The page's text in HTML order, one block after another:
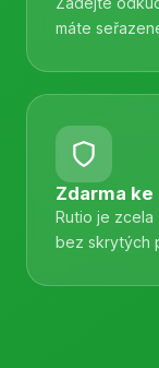
máte
Zdarma
Rutio je zcela
bez skrytých